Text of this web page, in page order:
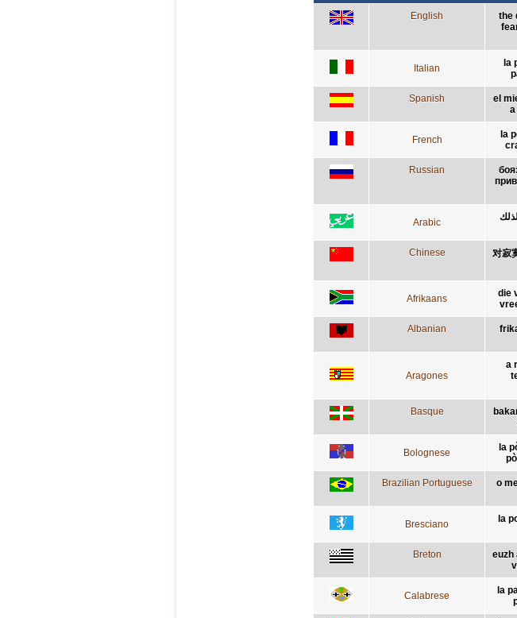
English
the
Italian
la
Spanish
el
French
la
Russian
Arabic
Chinese
对寂
Afrikaans
die
Albanian
Aragones
a
Basque
Bolognese
la
Brazilian Portuguese
o
Bresciano
la
Breton
euzh
Calabrese
la